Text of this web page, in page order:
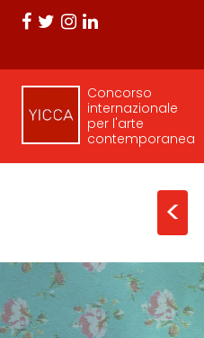
Concorso
internazionale
per l'arte
contemporanea
<